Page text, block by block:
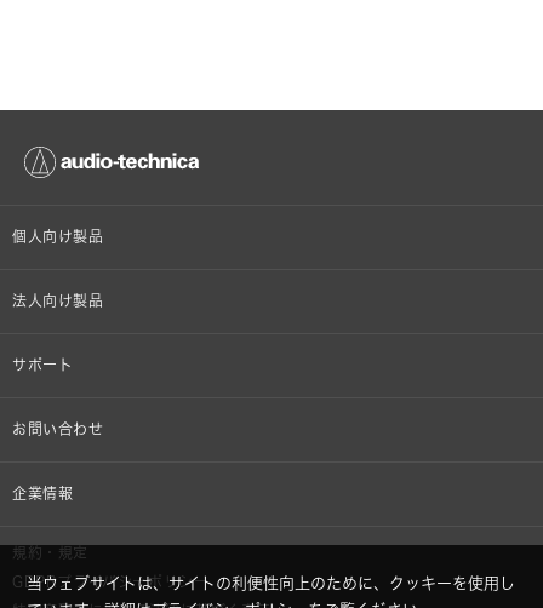
個人向け製品
オンラインストア限定
法人向け製品
設備音響機器
半導体レーザー応用製品
サポート
個人向け製品サポート
お問い合わせ
その他、メディア 取材関連等のお問い合わせ
企業情報
株式会社オーディオテクニカ
規約・規定
GDPRプライバシーポリシー
当ウェブサイトは、サイトの利便性向上のために、クッキーを使用し